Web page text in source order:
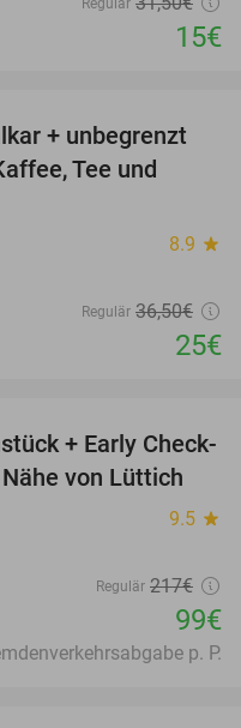
15€
32%
+ unbegrenzt
Tee und
8.9 star
Regulär 36,50€
25€
54%
+ Early Check-
von Lüttich
9.5 star
Regulär 217€
99€
p. P.